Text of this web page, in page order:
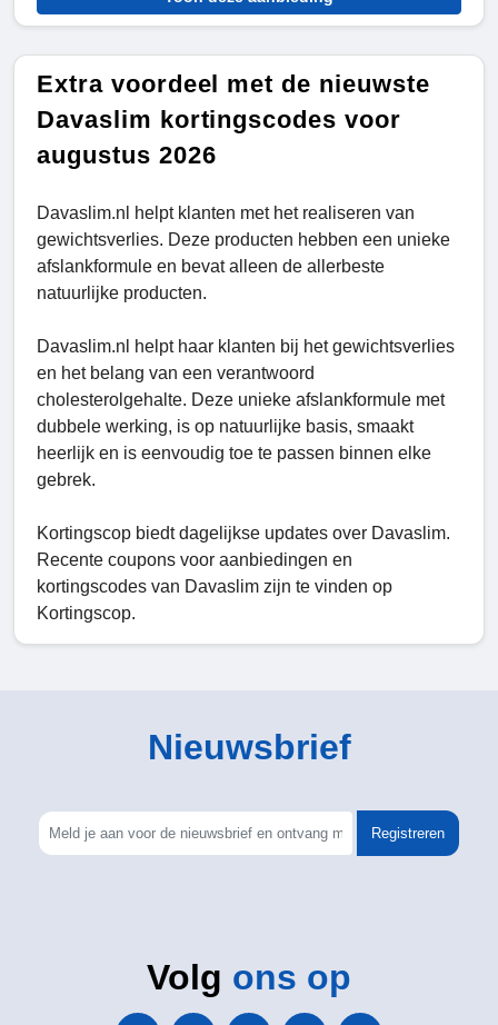
Extra voordeel met de nieuwste
Davaslim kortingscodes voor
augustus 2026
Davaslim.nl helpt klanten met het realiseren van
gewichtsverlies. Deze producten hebben een unieke
afslankformule en bevat alleen de allerbeste
natuurlijke producten.
Davaslim.nl helpt haar klanten bij het gewichtsverlies
en het belang van een verantwoord
cholesterolgehalte. Deze unieke afslankformule met
dubbele werking, is op natuurlijke basis, smaakt
heerlijk en is eenvoudig toe te passen binnen elke
gebrek.
Kortingscop biedt dagelijkse updates over Davaslim.
Recente coupons voor aanbiedingen en
kortingscodes van Davaslim zijn te vinden op
Kortingscop.
Nieuwsbrief
Registreren
Volg ons op